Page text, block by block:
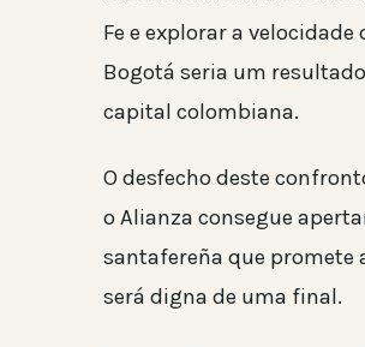
Fe e explorar a
Bogotá seria um
capital colombiana.
O desfecho deste
o Alianza consegue
santafereña que promete
será digna de uma final.